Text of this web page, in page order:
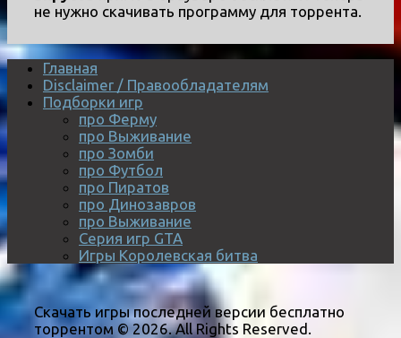
не нужно скачивать программу для торрента.
Главная
Disclaimer / Правообладателям
Подборки игр
про Ферму
про Выживание
про Зомби
про Футбол
про Пиратов
про Динозавров
про Выживание
Серия игр GTA
Игры Королевская битва
Скачать игры последней версии бесплатно
торрентом © 2026. All Rights Reserved.